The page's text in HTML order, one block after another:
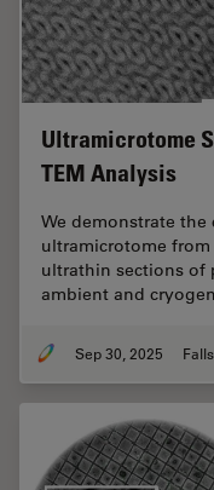
Ultramicrotome
TEM Analysis
We demonstrate
ultramicrotome
ultrathin sections of
ambient and
Sep 30, 2025